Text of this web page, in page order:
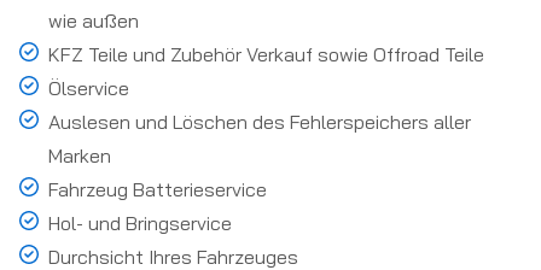
wie außen
KFZ Teile und Zubehör Verkauf sowie Offroad Teile
Ölservice
Auslesen und Löschen des Fehlerspeichers aller
Marken
Fahrzeug Batterieservice
Hol- und Bringservice
Durchsicht Ihres Fahrzeuges